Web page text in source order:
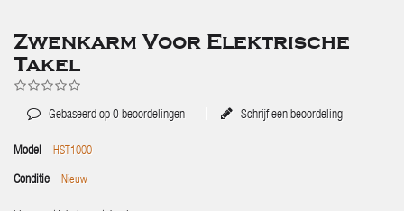
Zwenkarm Voor Elektrische
Takel
Gebaseerd op 0 beoordelingen Schrijf een beoordeling
Model HST1000
Conditie Nieuw